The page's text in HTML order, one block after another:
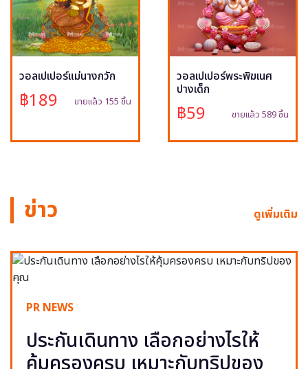
วอลเปเปอร์แม่นางกวัก
฿189 ขายแล้ว 155 ชิ้น
วอลเปเปอร์พระพิฆเนศ
ปางเด็ก
฿59 ขายแล้ว 589 ชิ้น
ข่าว ดูเพิ่มเติม
PR NEWS
ประกันเดินทาง เลือกอย่างไรให้